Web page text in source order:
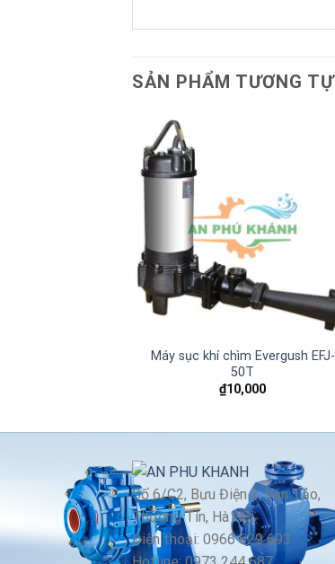
SẢN PHẨM TƯƠNG TỰ
Máy sục khí chìm Evergush EFJ-
50T
₫10,000
Số 6/C2, Bưu Điện 2, Vân Tảo,
Thường Tín, Hà Nội
Điện thoại: 0966 629 693